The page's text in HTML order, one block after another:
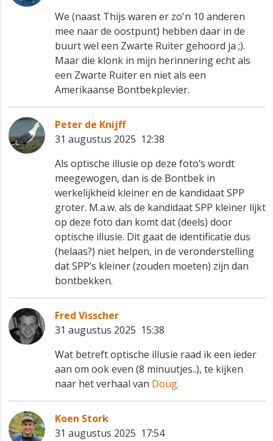
We (naast Thijs waren er zo'n 10 anderen
mee naar de oostpunt) hebben daar in de
buurt wel een Zwarte Ruiter gehoord ja ;).
Maar die klonk in mijn herinnering echt als
een Zwarte Ruiter en niet als een
Amerikaanse Bontbekplevier.
Peter de Knijff
31 augustus 2025 12:38
Als optische illusie op deze foto’s wordt
meegewogen, dan is de Bontbek in
werkelijkheid kleiner en de kandidaat SPP
groter. M.a.w. als de kandidaat SPP kleiner lijkt
op deze foto dan komt dat (deels) door
optische illusie. Dit gaat de identificatie dus
(helaas?) niet helpen, in de veronderstelling
dat SPP’s kleiner (zouden moeten) zijn dan
bontbekken.
Fred Visscher
31 augustus 2025 15:38
Wat betreft optische illusie raad ik een ieder
aan om ook even (8 minuutjes..), te kijken
naar het verhaal van Doug.
Koen Stork
31 augustus 2025 17:54